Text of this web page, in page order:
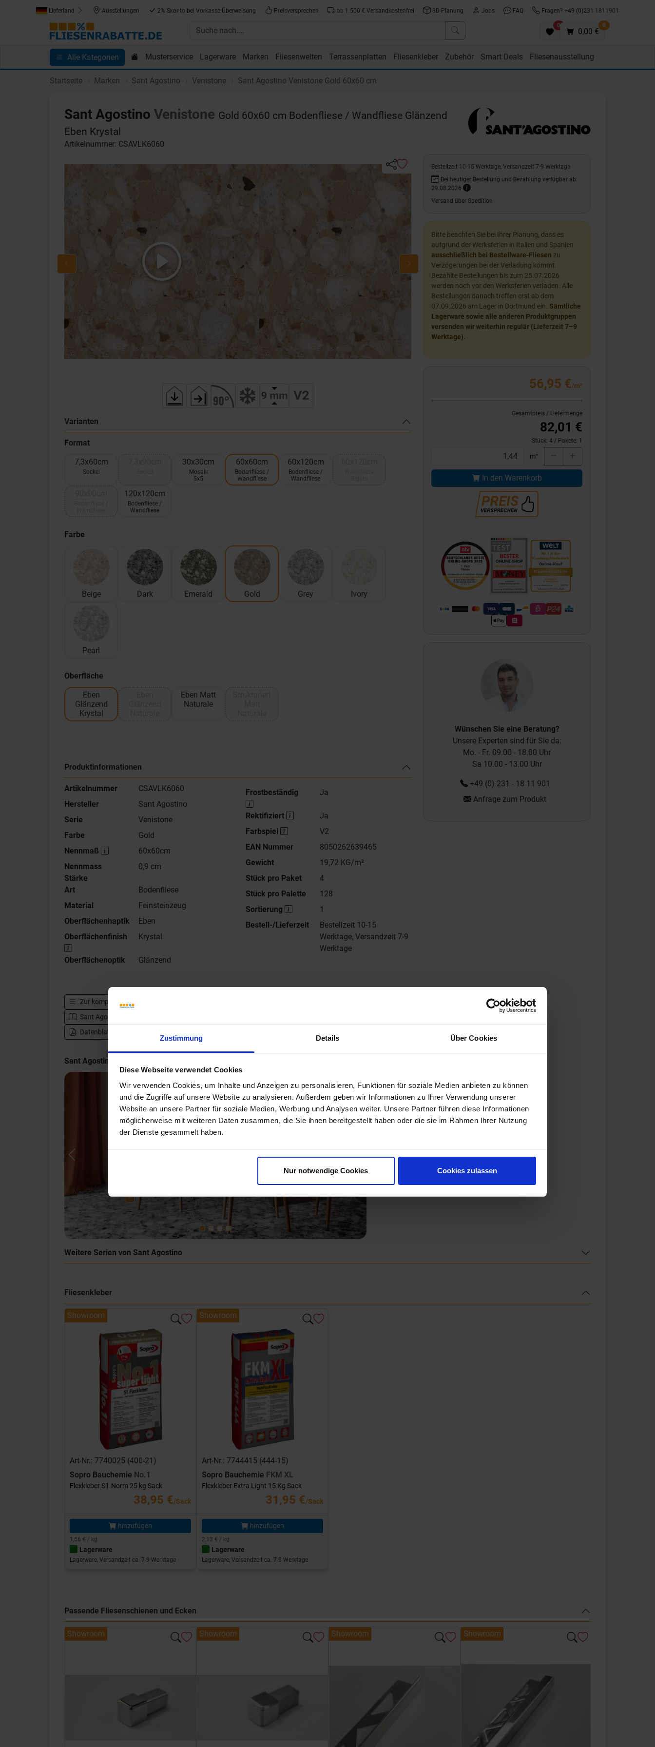
Zustimmung Details Über Cookies
Diese Webseite verwendet Cookies
Wir verwenden Cookies, um Inhalte und Anzeigen zu personalisieren, Funktionen für soziale Medien anbieten zu können
und die Zugriffe auf unsere Website zu analysieren. Außerdem geben wir Informationen zu Ihrer Verwendung unserer
Website an unsere Partner für soziale Medien, Werbung und Analysen weiter. Unsere Partner führen diese Informationen
möglicherweise mit weiteren Daten zusammen, die Sie ihnen bereitgestellt haben oder die sie im Rahmen Ihrer Nutzung
der Dienste gesammelt haben.
Nur notwendige Cookies Cookies zulassen
Lieferland Ausstellungen 2% Skonto bei Vorkasse Überweisung Preisversprechen ab 1.500 € Versandkostenfrei 3D Planung Jobs FAQ Fragen? +49 (0)231 1811901
0 0
0,00 €
Alle Kategorien Musterservice Lagerware Marken Fliesenwelten Terrassenplatten Fliesenkleber Zubehör Smart Deals Fliesenausstellung
Kundenprojekte Blog Einkaufen bei Fliesenrabatte.de
Startseite Marken Sant Agostino Venistone Sant Agostino Venistone Gold 60x60 cm
Sant Agostino Venistone Gold 60x60 cm Bodenfliese / Wandfliese Glänzend
Eben Krystal
Artikelnummer: CSAVLK6060
Varianten
Format
7,3x60cm
Sockel
30x30cm
Mosaik
5x5
60x60cm
Bodenfliese /
Wandfliese
60x120cm
Bodenfliese /
Wandfliese
120x120cm
Bodenfliese /
Wandfliese
Farbe
Beige Dark Emerald Gold Grey Ivory
Pearl
Oberfläche
Eben
Glänzend
Krystal
Eben Matt
Naturale
Produktinformationen
Artikelnummer
CSAVLK6060
Hersteller
Sant Agostino
Serie
Venistone
Farbe
Gold
Nennmaß
60x60cm
Nennmass
Stärke
0,9 cm
Art
Bodenfliese
Material
Feinsteinzeug
Oberflächenhaptik
Eben
Oberflächenfinish
Krystal
Oberflächenoptik Glänzend
Frostbeständig Ja
Rektifiziert
Ja
Farbspiel
V2
EAN Nummer
8050262639465
Gewicht
19,72 KG/m²
Stück pro Paket
4
Stück pro Palette
128
Sortierung
1
Bestell-/Lieferzeit
Bestellzeit 10-15
Werktage, Versandzeit 7-9
Werktage
Zur kompletten Serie
Sant Agostino Venistone - Katalog
Datenblatt herunterladen - PDF
Bestellzeit 10-15 Werktage, Versandzeit 7-9 Werktage
Bei heutiger Bestellung und Bezahlung verfügbar ab:
29.08.2026
Versand über Spedition
Bitte beachten Sie bei Ihrer Planung, dass es
aufgrund der Werksferien in Italien und Spanien
ausschließlich bei Bestellware-Fliesen zu
Verzögerungen bei der Verladung kommt.
Bezahlte Bestellungen bis zum 25.07.2026
werden noch vor den Werksferien verladen. Alle
Bestellungen danach treffen erst ab dem
07.09.2026 am Lager in Dortmund ein. Sämtliche
Lagerware sowie alle anderen Produktgruppen
versenden wir weiterhin regulär (Lieferzeit 7–9
Werktage).
56,95 €/m²
Gesamtpreis / Liefermenge
82,01 €
Stück: 4 / Pakete: 1
m²
In den Warenkorb
Wünschen Sie eine Beratung?
Unsere Experten sind für Sie da:
Mo. - Fr. 09.00 - 18.00 Uhr
Sa 10.00 - 13.00 Uhr
+49 (0) 231 - 18 11 901
Anfrage zum Produkt
Sant Agostino Venistone Impressionen
Previous Next
Weitere Serien von Sant Agostino
Fliesenkleber
Showroom
Art-Nr.: 7740025 (400-21)
Sopro Bauchemie No.1
Flexkleber S1-Norm 25 kg Sack
38,95 €/Sack
hinzufügen
1,56 € / kg
Lagerware
Lagerware, Versandzeit ca. 7-9 Werktage
Showroom
Art-Nr.: 7744415 (444-15)
Sopro Bauchemie FKM XL
Flexkleber Extra Light 15 Kg Sack
31,95 €/Sack
hinzufügen
2,13 € / kg
Lagerware
Lagerware, Versandzeit ca. 7-9 Werktage
Passende Fliesenschienen und Ecken
Showroom Showroom Showroom Showroom